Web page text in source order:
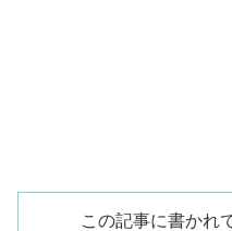
この記事に書かれ